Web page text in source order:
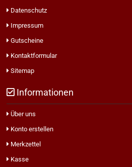
Datenschutz
Impressum
Gutscheine
Kontaktformular
Sitemap
Informationen
Über uns
Konto erstellen
Merkzettel
Kasse